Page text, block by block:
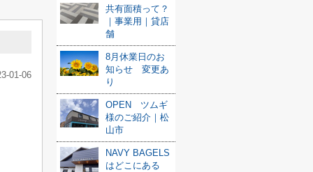
01-06
共有面積って？
｜事業用｜貸店
舗
8月休業日のお
知らせ 変更あ
り
OPEN ツムギ
様のご紹介｜松
山市
NAVY BAGELS
はどこにある